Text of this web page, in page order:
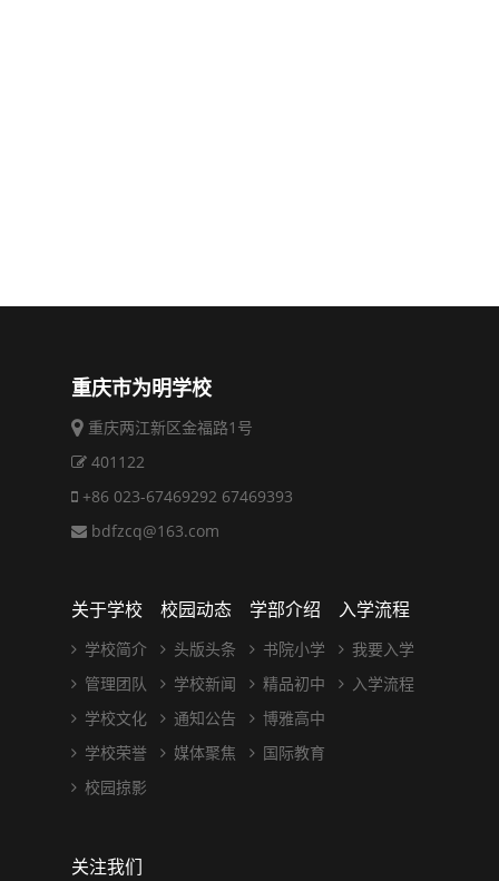
重庆市为明学校
重庆两江新区金福路1号
401122
+86 023-67469292 67469393
bdfzcq@163.com
关于学校
学校简介
管理团队
学校文化
学校荣誉
校园掠影
校园动态
头版头条
学校新闻
通知公告
媒体聚焦
学部介绍
书院小学
精品初中
博雅高中
国际教育
入学流程
我要入学
入学流程
关注我们